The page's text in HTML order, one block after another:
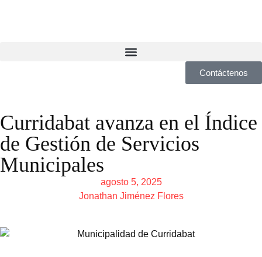
Contáctenos
Curridabat avanza en el Índice
de Gestión de Servicios
Municipales
agosto 5, 2025
Jonathan Jiménez Flores